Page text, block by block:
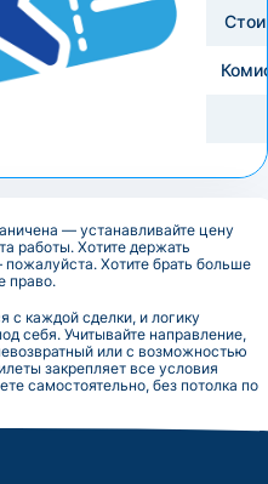
— устанавливайте цену
работы. Хотите держать
Хотите брать больше
право.
с каждой сделки, и логику
себя. Учитывайте направление,
или с возможностью
закрепляет все условия
самостоятельно, без потолка по